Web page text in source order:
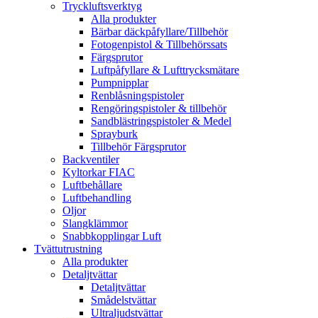
Tryckluftsverktyg
Alla produkter
Bärbar däckpåfyllare/Tillbehör
Fotogenpistol & Tillbehörssats
Färgsprutor
Luftpåfyllare & Lufttrycksmätare
Pumpnipplar
Renblåsningspistoler
Rengöringspistoler & tillbehör
Sandblästringspistoler & Medel
Sprayburk
Tillbehör Färgsprutor
Backventiler
Kyltorkar FIAC
Luftbehållare
Luftbehandling
Oljor
Slangklämmor
Snabbkopplingar Luft
Tvättutrustning
Alla produkter
Detaljtvättar
Detaljtvättar
Smådelstvättar
Ultraljudstvättar